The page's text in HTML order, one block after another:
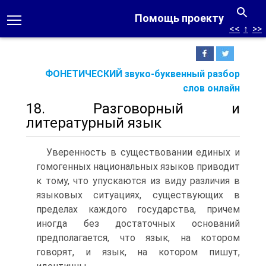
Помощь проекту
ФОНЕТИЧЕСКИЙ звуко-буквенный разбор
слов онлайн
<< ↑ >>
18. Разговорный и
литературный язык
Уверенность в существовании единых и
гомогенных национальных языков приводит
к тому, что упускаются из виду различия в
языковых ситуациях, существующих в
пределах каждого государства, причем
иногда без дос­таточных оснований
предполагается, что язык, на котором
говорят, и язык, на котором пишут,